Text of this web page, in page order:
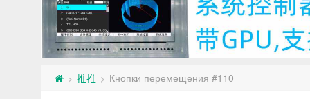
> 推推 > Кнопки перемещения #110